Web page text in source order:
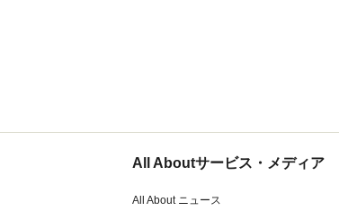
All Aboutサービス・メディア
All About ニュース